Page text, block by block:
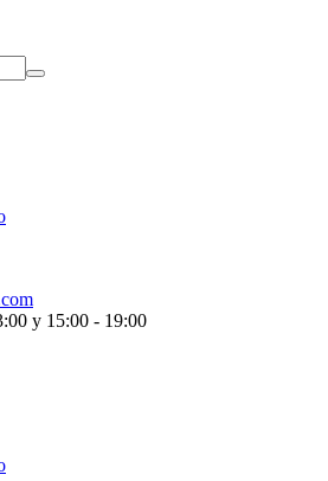
y 15:00 - 19:00